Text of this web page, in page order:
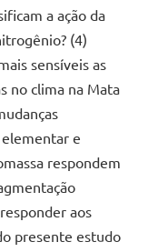
a ação da
(4)
sensíveis as
no clima na Mata
elementar e
respondem
aos
presente estudo